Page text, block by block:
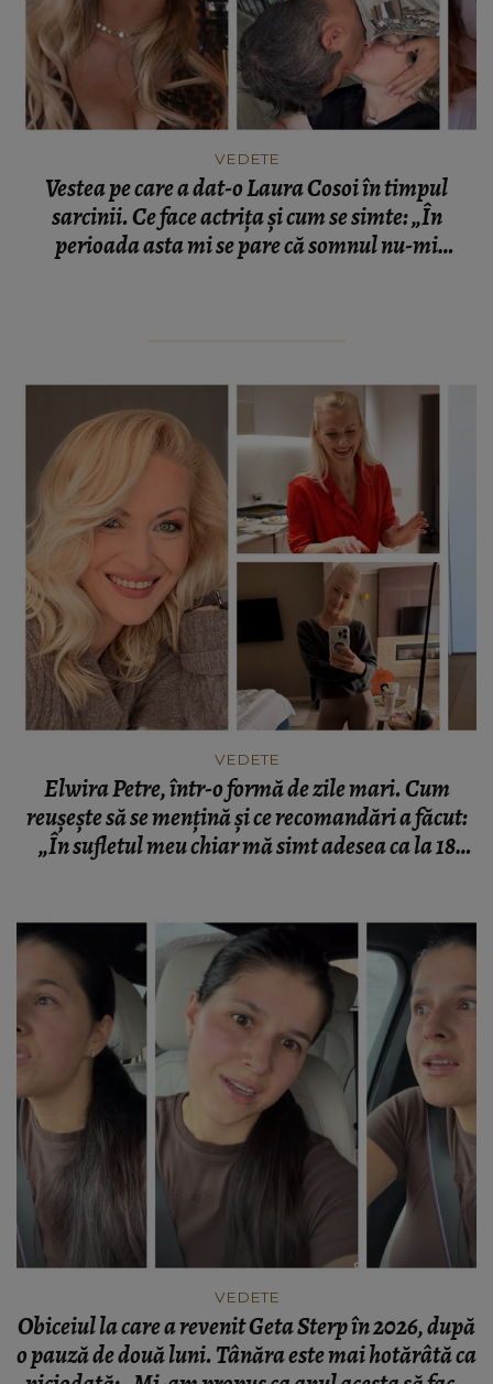
VEDETE
Vestea pe care a dat-o Laura Cosoi în timpul
sarcinii. Ce face actrița și cum se simte: „În
perioada asta mi se pare că somnul nu-mi
VEDETE
Elwira Petre, într-o formă de zile mari. Cum
reușește să se mențină și ce recomandări a făcut:
„În sufletul meu chiar mă simt adesea ca la 18
VEDETE
Obiceiul la care a revenit Geta Sterp în 2026, după
o pauză de două luni. Tânăra este mai hotărâtă ca